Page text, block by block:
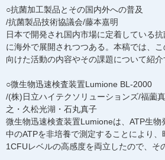
○抗菌加工製品とその国内外への普及
/抗菌製品技術協議会/藤本嘉明
日本で開発され国内市場に定着している
に海外で展開されつつある。本稿では、
向けた活動の内容やその課題について紹介
○微生物迅速検査装置Lumione BL-2000
/(株)日立ハイテクソリューションズ/福薗
之・久松光湖・石丸真子
微生物迅速検査装置Lumioneは、ATP生物
中のATPを非培養で測定することにより、
1CFUレベルの高感度を両立したので、そ